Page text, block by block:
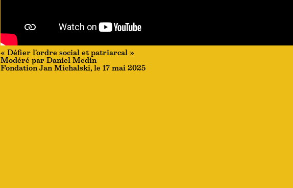
« Défier l'ordre social et patriarcal »
Modéré par Daniel Medin
Fondation Jan Michalski, le 17 mai 2025